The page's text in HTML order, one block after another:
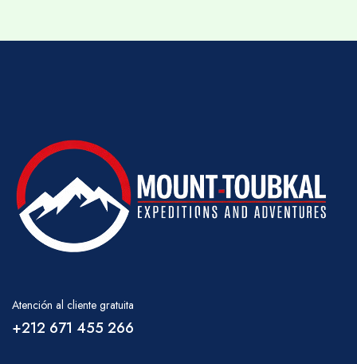
Recomendamos que lleves tu equipaje de
También deberías llevar una mochila
adecuada para el día que contenga agua
potable, cámara, sombrero, impermeable,
etc., ya que puede que no estés en contacto
directo con tu equipo de apoyo en todo
CLIMA
En invierno, gran parte de la región por
Atención al cliente gratuita
+212 671 455 266